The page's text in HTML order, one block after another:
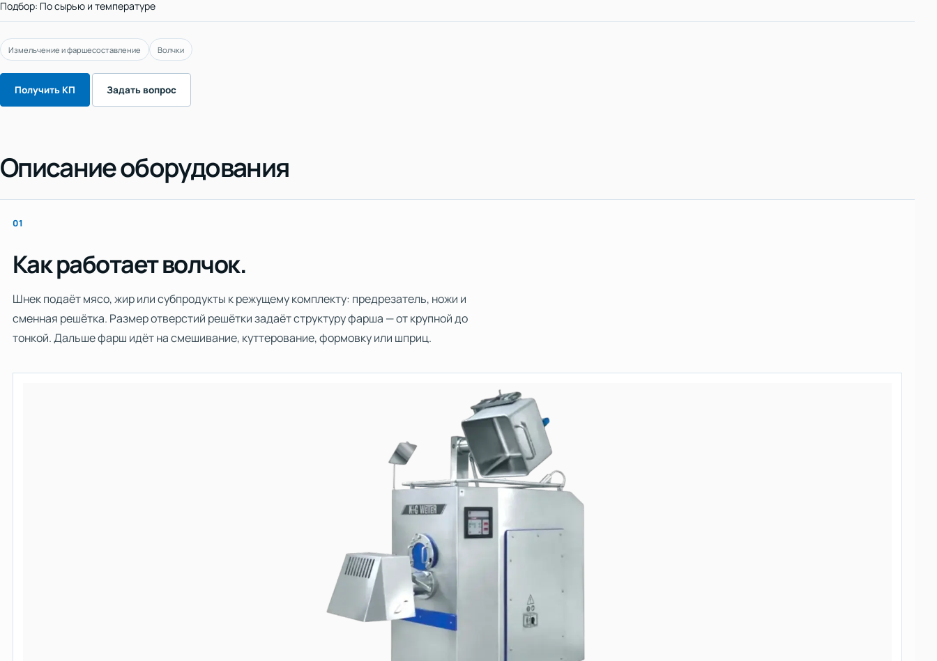
Подбор: По сырью и температуре
Измельчение и фаршесоставление Волчки
Получить КП Задать вопрос
Описание оборудования
01
Как работает волчок.
Шнек подаёт мясо, жир или субпродукты к режущему комплекту: предрезатель, ножи и
сменная решётка. Размер отверстий решётки задаёт структуру фарша — от крупной до
тонкой. Дальше фарш идёт на смешивание, куттерование, формовку или шприц.